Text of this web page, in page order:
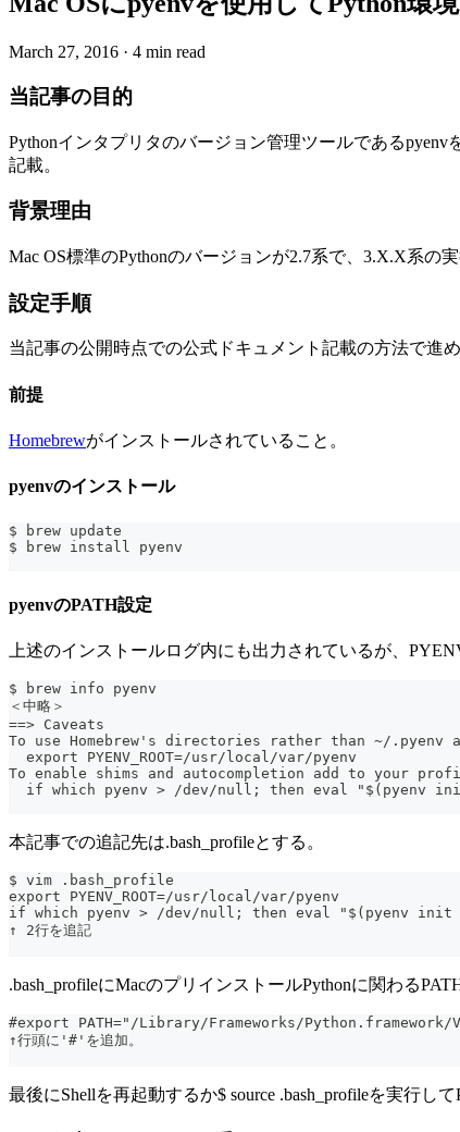
March 27, 2016 · 4 min read
当記事の目的
Pythonインタプリタのバージョン管理ツールである
記載。
背景理由
Mac OS標準のPythonのバージョンが2.7系で、3.X.X系の
設定手順
当記事の公開時点での公式ドキュメント記載の方法で進
前提
Homebrewがインストールされていること。
pyenvのインストール
$ brew update
$ brew install pyenv
pyenvのPATH設定
上述のインストールログ内にも出力されているが、
$ brew info pyenv
＜中略＞
==> Caveats
To use Homebrew's directories rather than ~/
  export PYENV_ROOT=/usr/local/var/pyenv
To enable shims and autocompletion add to your
if which pyenv > /dev/null; then eval "$(pyenv
本記事での追記先は.bash_profileとする。
$ vim .bash_profile
export PYENV_ROOT=/usr/local/var/pyenv
if which pyenv > /dev/null; then eval "$(pyenv
↑ 2行を追記
.bash_profileにMacのプリインストールPythonに関わる
#export PATH="/Library/Frameworks/
↑行頭に'#'を追加。
最後にShellを再起動するか$ source .bash_profileを実行し